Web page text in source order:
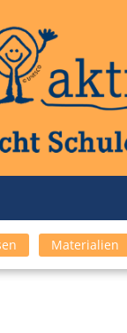
Materialien